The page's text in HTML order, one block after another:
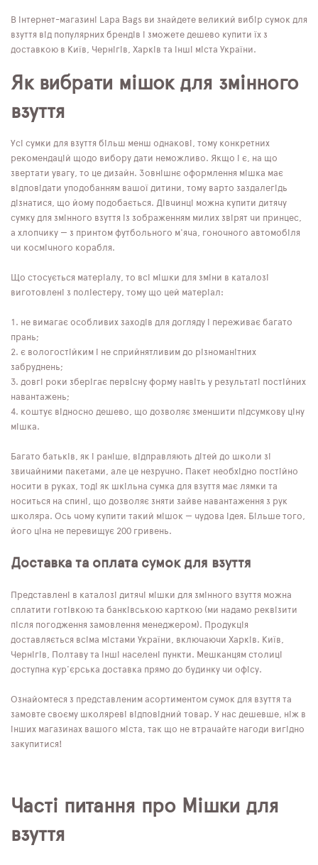
В інтернет-магазині Lapa Bags ви знайдете великий вибір сумок для
взуття від популярних брендів і зможете дешево купити їх з
доставкою в Київ, Чернігів, Харків та інші міста України.
Як вибрати мішок для змінного
взуття
Усі сумки для взуття більш менш однакові, тому конкретних
рекомендацій щодо вибору дати неможливо. Якщо і є, на що
звертати увагу, то це дизайн. Зовнішнє оформлення мішка має
відповідати уподобанням вашої дитини, тому варто заздалегідь
дізнатися, що йому подобається. Дівчинці можна купити дитячу
сумку для змінного взуття із зображенням милих звірят чи принцес,
а хлопчику — з принтом футбольного м'яча, гоночного автомобіля
чи космічного корабля.
Що стосується матеріалу, то всі мішки для зміни в каталозі
виготовлені з поліестеру, тому що цей матеріал:
не вимагає особливих заходів для догляду і переживає багато
прань;
є вологостійким і не сприйнятливим до різноманітних
забруднень;
довгі роки зберігає первісну форму навіть у результаті постійних
навантажень;
коштує відносно дешево, що дозволяє зменшити підсумкову ціну
мішка.
Багато батьків, як і раніше, відправляють дітей до школи зі
звичайними пакетами, але це незручно. Пакет необхідно постійно
носити в руках, тоді як шкільна сумка для взуття має лямки та
носиться на спині, що дозволяє зняти зайве навантаження з рук
школяра. Ось чому купити такий мішок — чудова ідея. Більше того,
його ціна не перевищує 200 гривень.
Доставка та оплата сумок для взуття
Представлені в каталозі дитячі мішки для змінного взуття можна
сплатити готівкою та банківською карткою (ми надамо реквізити
після погодження замовлення менеджером). Продукція
доставляється всіма містами України, включаючи Харків. Київ,
Чернігів, Полтаву та інші населені пункти. Мешканцям столиці
доступна кур'єрська доставка прямо до будинку чи офісу.
Ознайомтеся з представленим асортиментом сумок для взуття та
замовте своєму школяреві відповідний товар. У нас дешевше, ніж в
інших магазинах вашого міста, так що не втрачайте нагоди вигідно
закупитися!
Часті питання про Мішки для
взуття